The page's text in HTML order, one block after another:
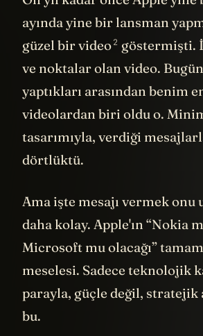
On yıl kadar önce Apple
ayında yine bir lansman
güzel birvideo2göstermişti.
ve noktalar olan video.
yaptıkları arasından benim
videolardan biri oldu o.
tasarımıyla, verdiği
Ama işte mesajı vermek onu
daha kolay. Apple'ın “Nokia
Microsoft mu olacağı”
meselesi. Sadece teknolojik
parayla, güçle değil, stratejik